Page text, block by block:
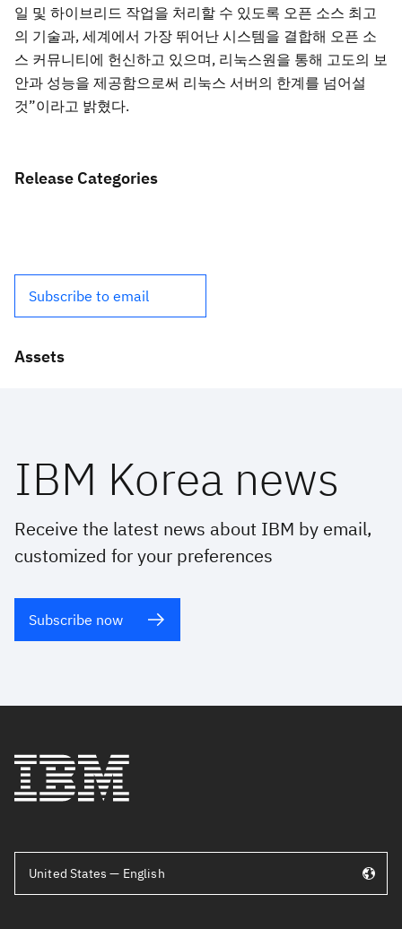
일 및 하이브리드 작업을 처리할 수 있도록 오픈 소스 최고
의 기술과, 세계에서 가장 뛰어난 시스템을 결합해 오픈 소
스 커뮤니티에 헌신하고 있으며, 리눅스원을 통해 고도의 보
안과 성능을 제공함으로써 리눅스 서버의 한계를 넘어설
것”이라고 밝혔다.
Release Categories
Subscribe to email
Assets
IBM Korea news
Receive the latest news about IBM by email,
customized for your preferences
Subscribe now
United States — English